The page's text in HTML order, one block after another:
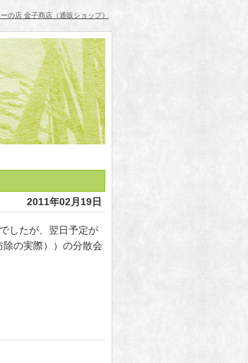
の店 金子商店（通販ショップ）
2011年02月19日
したが、翌日予定が
の実際））の分散会